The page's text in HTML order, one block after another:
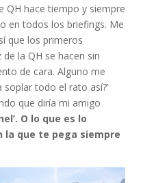
QH hace tiempo y siempre
en todos los briefings. Me
que los primeros
la QH se hacen sin
de cara. Alguno me
soplar todo el rato así?’
que diría mi amigo
O lo que es lo
la que te pega siempre